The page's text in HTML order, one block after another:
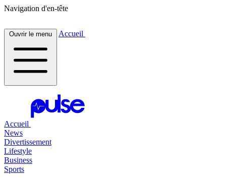
Navigation d'en-tête
Ouvrir le menu Accueil
Accueil
News
Divertissement
Lifestyle
Business
Sports